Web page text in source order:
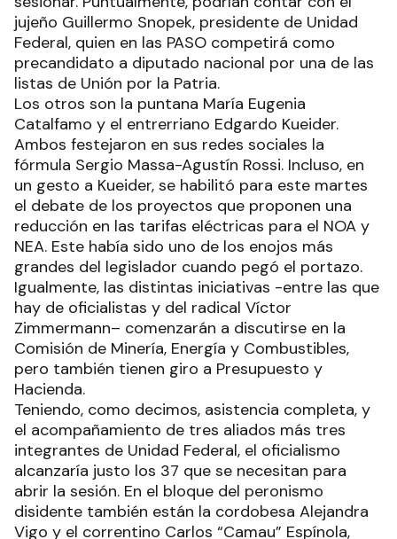
jujeño Guillermo Snopek, presidente de Unidad
Federal, quien en las PASO competirá como
precandidato a diputado nacional por una de las
listas de Unión por la Patria.
Los otros son la puntana María Eugenia
Catalfamo y el entrerriano Edgardo Kueider.
Ambos festejaron en sus redes sociales la
fórmula Sergio Massa-Agustín Rossi. Incluso, en
un gesto a Kueider, se habilitó para este martes
el debate de los proyectos que proponen una
reducción en las tarifas eléctricas para el NOA y
NEA. Este había sido uno de los enojos más
grandes del legislador cuando pegó el portazo.
Igualmente, las distintas iniciativas -entre las que
hay de oficialistas y del radical Víctor
Zimmermann– comenzarán a discutirse en la
Comisión de Minería, Energía y Combustibles,
pero también tienen giro a Presupuesto y
Hacienda.
Teniendo, como decimos, asistencia completa, y
el acompañamiento de tres aliados más tres
integrantes de Unidad Federal, el oficialismo
alcanzaría justo los 37 que se necesitan para
abrir la sesión. En el bloque del peronismo
disidente también están la cordobesa Alejandra
Vigo y el correntino Carlos “Camau” Espínola,